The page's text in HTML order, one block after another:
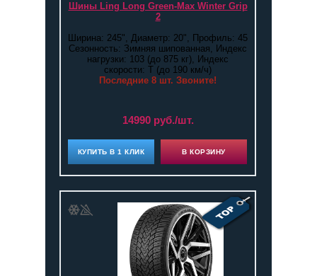
Шины Ling Long Green-Max Winter Grip
2
Ширина: 245", Диаметр: 20", Профиль: 45
Сезонность: Зимняя шипованная, Индекс
нагрузки: 103 (до 875 кг), Индекс
скорости: T (до 190 км/ч)
Последние 8 шт. Звоните!
14990 руб./шт.
КУПИТЬ В 1 КЛИК В КОРЗИНУ